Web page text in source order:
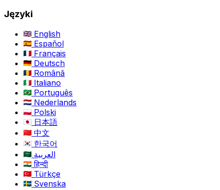
Języki
English
Español
Français
Deutsch
Română
Italiano
Português
Nederlands
Polski
日本語
中文
한국어
العربية
हिन्दी
Türkçe
Svenska